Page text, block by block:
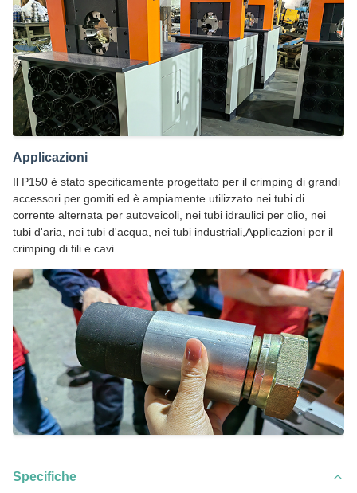
Applicazioni
Il P150 è stato specificamente progettato per il crimping di grandi
accessori per gomiti ed è ampiamente utilizzato nei tubi di
corrente alternata per autoveicoli, nei tubi idraulici per olio, nei
tubi d'aria, nei tubi d'acqua, nei tubi industriali,Applicazioni per il
crimping di fili e cavi.
Specifiche